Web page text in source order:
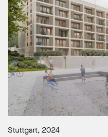
Stuttgart, 2024